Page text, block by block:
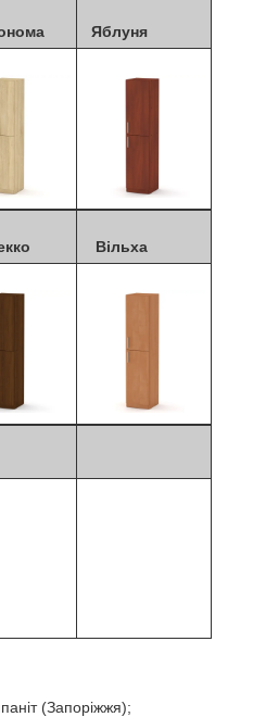
Яблуня
Вільха
(Запоріжжя);